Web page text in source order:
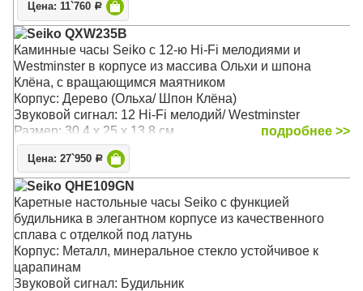
Цена: 11`760 Р
Seiko QXW235B
Каминные часы Seiko c 12-ю Hi-Fi мелодиями и
Westminster в корпусе из массива Ольхи и шпона
Клёна, с вращающимся маятником
Корпус: Дерево (Ольха/ Шпон Клёна)
Звуковой сигнал: 12 Hi-Fi мелодий/ Westminster
Размер: 30,4 х 25 x 13,8 см
подробнее >>
Цена: 27`950 Р
Seiko QHE109GN
Каретные настольные часы Seiko с функцией
будильника в элегантном корпусе из качественного
сплава с отделкой под латунь
Корпус: Металл, минеральное стекло устойчивое к
царапинам
Звуковой сигнал: Будильник